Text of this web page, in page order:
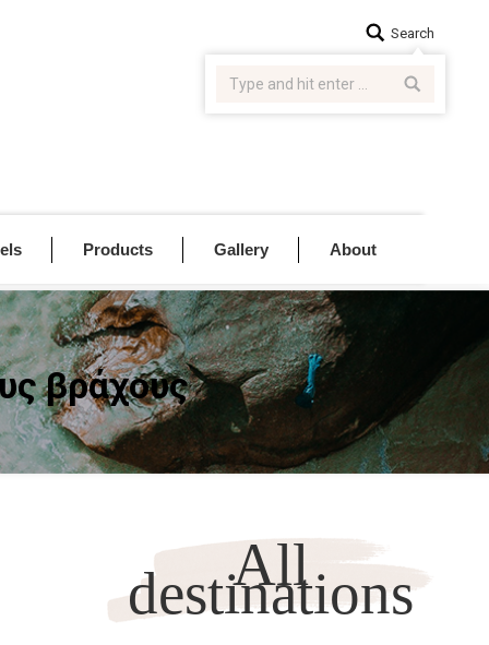
Search:Search
Products Gallery About
βράχους
All
destinations